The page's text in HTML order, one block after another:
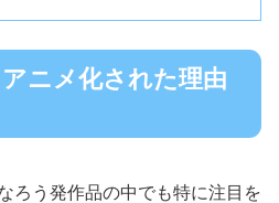
ニメ化された理由
ろう発作品の中でも特に注目を